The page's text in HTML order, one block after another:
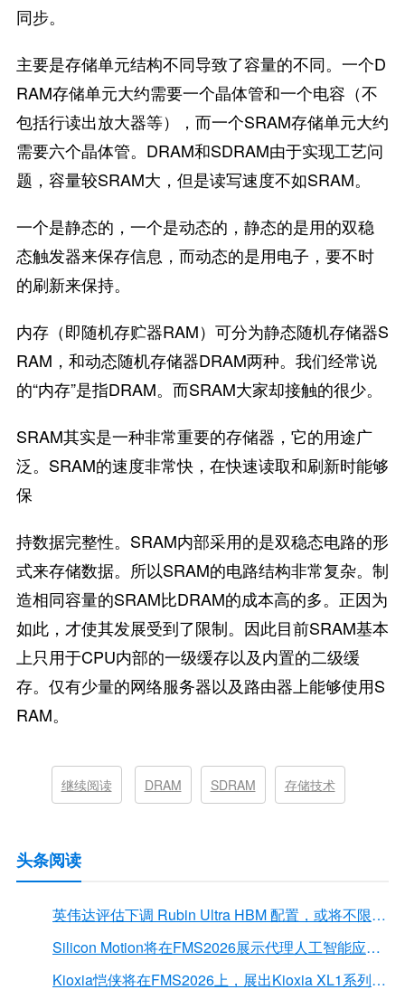
同步。
主要是存储单元结构不同导致了容量的不同。一个D
RAM存储单元大约需要一个晶体管和一个电容（不
包括行读出放大器等），而一个SRAM存储单元大约
需要六个晶体管。DRAM和SDRAM由于实现工艺问
题，容量较SRAM大，但是读写速度不如SRAM。
一个是静态的，一个是动态的，静态的是用的双稳
态触发器来保存信息，而动态的是用电子，要不时
的刷新来保持。
内存（即随机存贮器RAM）可分为静态随机存储器S
RAM，和动态随机存储器DRAM两种。我们经常说
的“内存”是指DRAM。而SRAM大家却接触的很少。
SRAM其实是一种非常重要的存储器，它的用途广
泛。SRAM的速度非常快，在快速读取和刷新时能够
保
持数据完整性。SRAM内部采用的是双稳态电路的形
式来存储数据。所以SRAM的电路结构非常复杂。制
造相同容量的SRAM比DRAM的成本高的多。正因为
如此，才使其发展受到了限制。因此目前SRAM基本
上只用于CPU内部的一级缓存以及内置的二级缓
存。仅有少量的网络服务器以及路由器上能够使用S
RAM。
继续阅读 DRAM SDRAM 存储技术
头条阅读
英伟达评估下调 Rubin Ultra HBM 配置，或将不限于12Hi HBM4E
Silicon Motion将在FMS2026展示代理人工智能应用的下一代存储解决方案
Kioxia恺侠将在FMS2026上，展出Kioxia XL1系列内存扩展模块